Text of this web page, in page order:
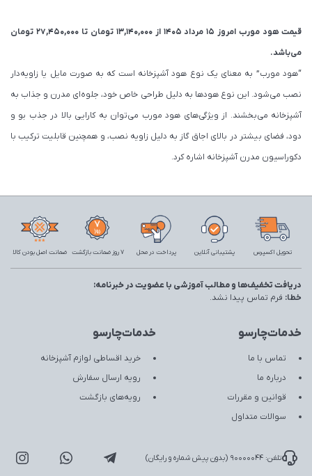
قیمت هود مورب امروز 15 مرداد 1405 از 13,140,000 تومان تا27,450,000 تومان
می‌باشد.
“هود مورب” به معنای یک نوع هود آشپزخانه است که به صورت مایل یا زاویه‌دار
نصب می‌شود. این نوع هود‌ها به دلیل طراحی خاص خود، جلوه‌ای مدرن و جذاب به
آشپزخانه می‌بخشند. از ویژگی‌های هود مورب می‌توان به کارایی بالا در جذب بو و
دود، فضای بیشتر در بالای اجاق گاز به دلیل زاویه نصب، و همچنین قابلیت ترکیب با
دکوراسیون مدرن آشپزخانه اشاره کرد.
تحویل اکسپرس پشتیبانی آنلاین پرداخت در محل 7 روز ضمانت بازگشت ضمانت اصل بودن کالا
خدمات‌چارسو
تماس با ما
درباره ما
قوانین و مقررات
سوالات متداول
خدمات‌چارسو
خرید اقساطی لوازم آشپزخانه
رویه ارسال سفارش
رویه‌های بازگشت
دریافت تخفیف‌ها و مطالب آموزشی با عضویت در خبرنامه:
خطا: فرم تماس پیدا نشد.
تلفن: 90000044 (بدون پیش شماره و رایگان)